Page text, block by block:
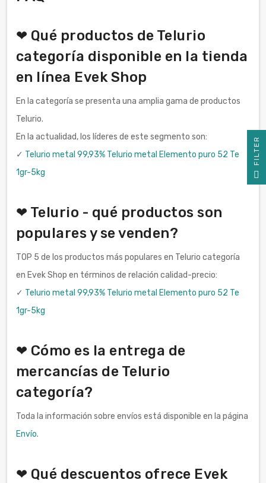
❤ Qué productos de Telurio
categoría disponible en la tienda
en línea Evek Shop
En la categoría se presenta una amplia gama de productos
Telurio.
En la actualidad, los líderes de este segmento son:
✓ Telurio metal 99,93% Telurio metal Elemento puro 52 Te
1gr-5kg
❤ Telurio - qué productos son
populares y se venden?
TOP 5 de los productos más populares en Telurio categoría
en Evek Shop en términos de relación calidad-precio:
✓ Telurio metal 99,93% Telurio metal Elemento puro 52 Te
1gr-5kg
❤ Cómo es la entrega de
mercancías de Telurio
categoría?
Toda la información sobre envíos está disponible en la página
Envío.
❤ Qué descuentos ofrece Evek
R